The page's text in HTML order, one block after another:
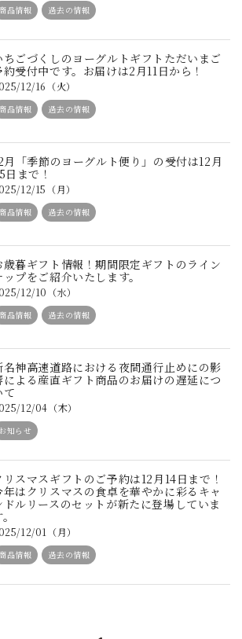
品情報 過去の情報
ちごづくしのヨーグルトギフトただいまご
約受付中です。お届けは2月11日から！
12/16（火）
品情報 過去の情報
月「季節のヨーグルト便り」の受付は12月
日まで！
12/15（月）
品情報 過去の情報
歳暮ギフト情報！期間限定ギフトのライン
ップをご紹介いたします。
12/10（水）
品情報 過去の情報
名神高速道路における夜間通行止めにの影
による産直ギフト商品のお届けの遅延につ
て
12/04（木）
お知らせ
リスマスギフトのご予約は12月14日まで！
年はクリスマスの食卓を華やかに彩るキャ
ドルリースのセットが新たに登場していま
12/01（月）
品情報 過去の情報